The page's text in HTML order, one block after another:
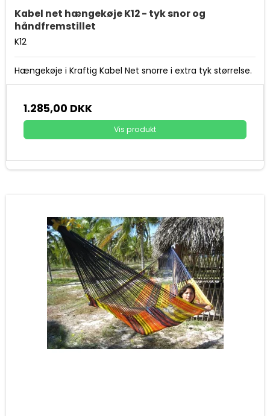
Kabel net hængekøje K12 - tyk snor og
håndfremstillet
K12
Hængekøje i Kraftig Kabel Net snorre i extra tyk størrelse.
1.285,00 DKK
Vis produkt